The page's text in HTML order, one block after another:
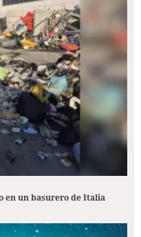
un basurero de Italia